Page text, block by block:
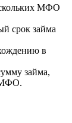
МФО
срок займа
в
займа,
МФО.